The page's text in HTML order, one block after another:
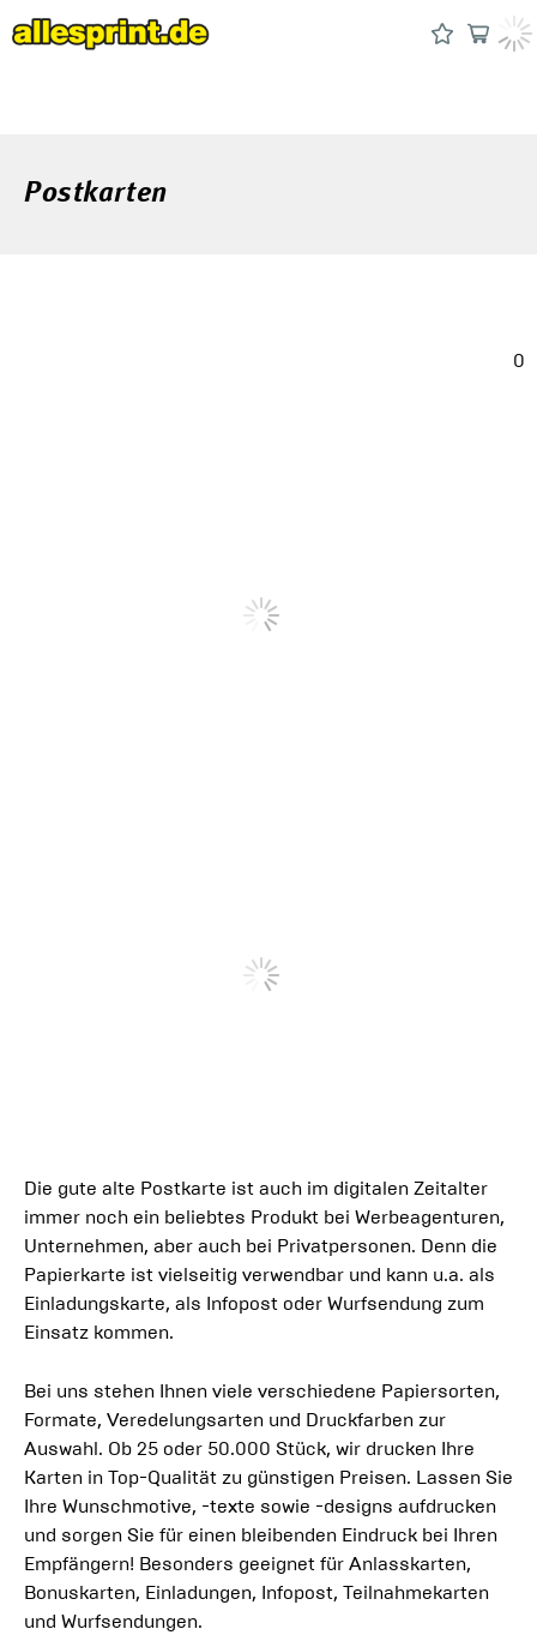
Postkarten
0
Die gute alte Postkarte ist auch im digitalen Zeitalter
immer noch ein beliebtes Produkt bei Werbeagenturen,
Unternehmen, aber auch bei Privatpersonen. Denn die
Papierkarte ist vielseitig verwendbar und kann u.a. als
Einladungskarte, als Infopost oder Wurfsendung zum
Einsatz kommen.
Bei uns stehen Ihnen viele verschiedene Papiersorten,
Formate, Veredelungsarten und Druckfarben zur
Auswahl. Ob 25 oder 50.000 Stück, wir drucken Ihre
Karten in Top-Qualität zu günstigen Preisen. Lassen Sie
Ihre Wunschmotive, -texte sowie -designs aufdrucken
und sorgen Sie für einen bleibenden Eindruck bei Ihren
Empfängern! Besonders geeignet für Anlasskarten,
Bonuskarten, Einladungen, Infopost, Teilnahmekarten
und Wurfsendungen.